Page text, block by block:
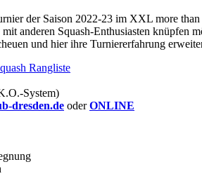
der Saison 2022-23 im XXL more than
anderen Squash-Enthusiasten knüpfen
und hier ihre Turniererfahrung
Rangliste
System)
dresden.de oderONLINE